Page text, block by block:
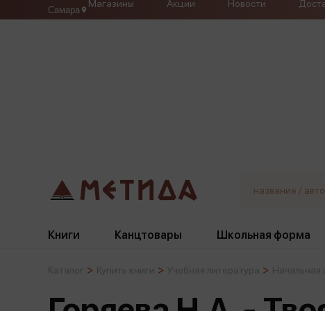
Самара
Магазины Акции Новости
Книги Канцтовары Школьная форма